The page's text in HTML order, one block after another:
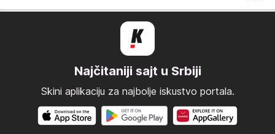
Najčitaniji sajt u Srbiji
Skini aplikaciju za najbolje iskustvo portala.